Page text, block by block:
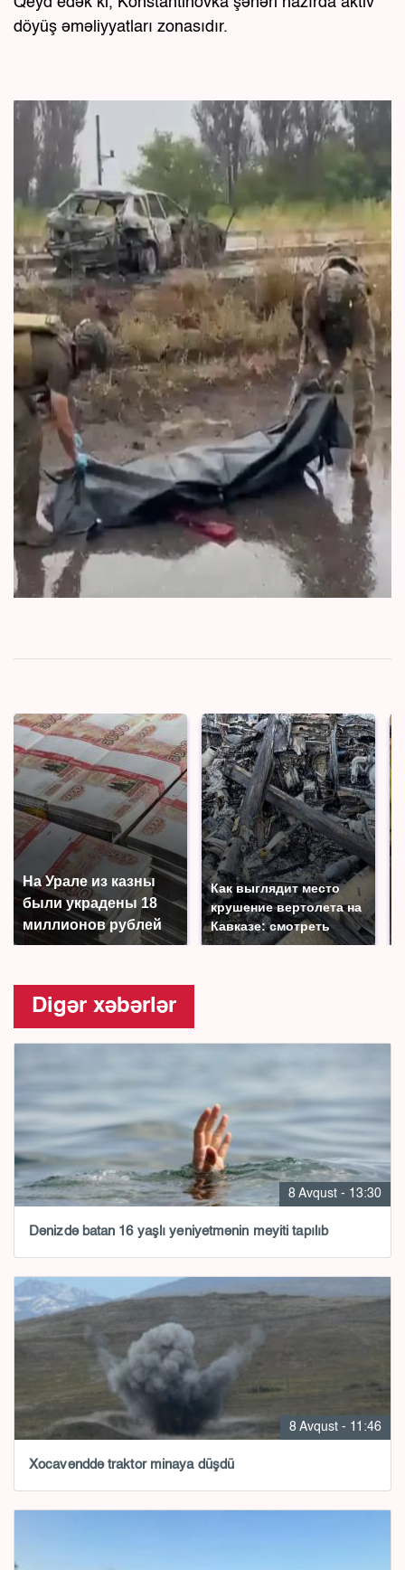
döyüş əməliyyatları zonasıdır.
На Урале из казны
были украдены 18
миллионов рублей
Как выглядит место
крушение вертолета на
Кавказе: смотреть
Digər xəbərlər
8 Avqust - 13:30
Dənizdə batan 16 yaşlı yeniyetmənin meyiti tapılıb
8 Avqust - 11:46
Xocavənddə traktor minaya düşdü